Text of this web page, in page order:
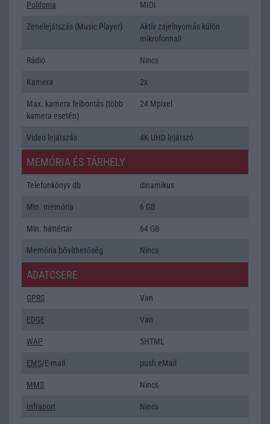
Polifonia MIDI
Zenelejátszás (Music Player)
Aktív zajelnyomás külön
mikrofonnal!
Rádió Nincs
Kamera 2x
Max. kamera felbontás (több
kamera esetén)
24 Mpixel
Video lejátszás 4K UHD lejátszó
MEMÓRIA ÉS TÁRHELY
Telefonkönyv db dinamikus
Min. memória 6 GB
Min. háttértár 64 GB
Memória bővíthetőség Nincs
ADATCSERE
GPRS Van
EDGE Van
WAP 5HTML
EMS/E-mail push eMail
MMS Nincs
Infraport Nincs